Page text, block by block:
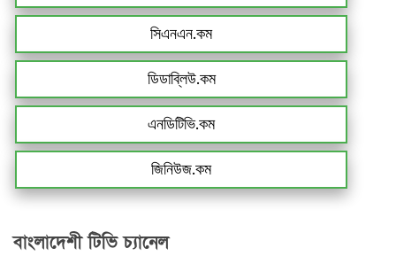
সিএনএন.কম
ডিডাব্লিউ.কম
এনডিটিভি.কম
জিনিউজ.কম
বাংলাদেশী টিভি চ্যানেল